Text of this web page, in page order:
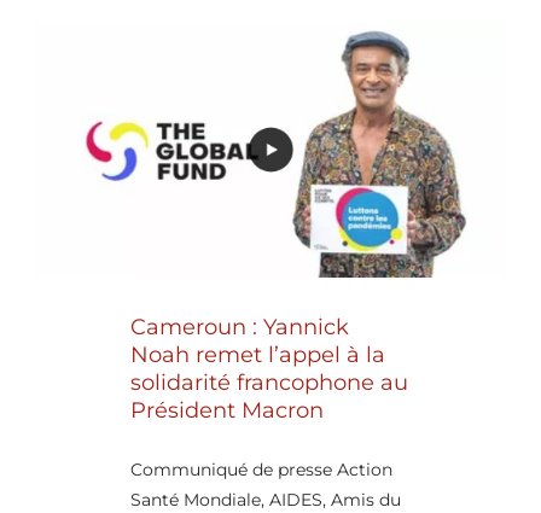
Cameroun : Yannick
Noah remet l’appel à la
solidarité francophone au
Président Macron
Communiqué de presse Action
Santé Mondiale, AIDES, Amis du